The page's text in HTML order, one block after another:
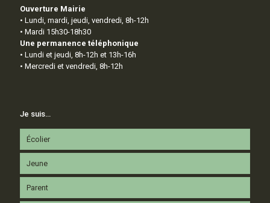
Ouverture Mairie
• Lundi, mardi, jeudi, vendredi, 8h-12h
• Mardi 15h30-18h30
Une permanence téléphonique
• Lundi et jeudi, 8h-12h et 13h-16h
• Mercredi et vendredi, 8h-12h
Je suis…
Écolier
Jeune
Parent